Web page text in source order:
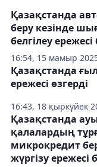
16:54, 15 мамыр
Қазақстанда
беру кезінде
белгілеу ережесі
16:43, 18 қыркүйек
Қазақстанда
ережесі өзгерді
Қазақстанда
қалалардың
микрокредит
жүргізу ережесі